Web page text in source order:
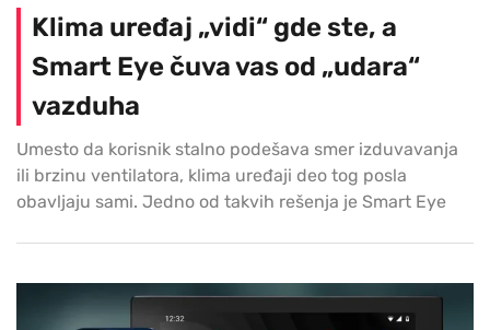
Klima uređaj „vidi“ gde ste, a
Smart Eye čuva vas od „udara“
vazduha
Umesto da korisnik stalno podešava smer izduvavanja
ili brzinu ventilatora, klima uređaji deo tog posla
obavljaju sami. Jedno od takvih rešenja je Smart Eye